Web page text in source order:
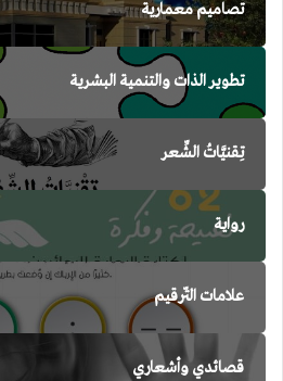
تصاميم معمارية
تطوير الذات والتنمية البشرية
تِقنيَّاتُ الشِّعر
رواية
علامات التّرقيم
قصائدي وأشعاري